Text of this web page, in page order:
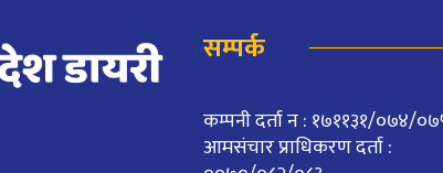
सम्पर्क
कम्पनी दर्ता न : १७११३१/०७४/
आमसंचार प्राधिकरण दर्ता :